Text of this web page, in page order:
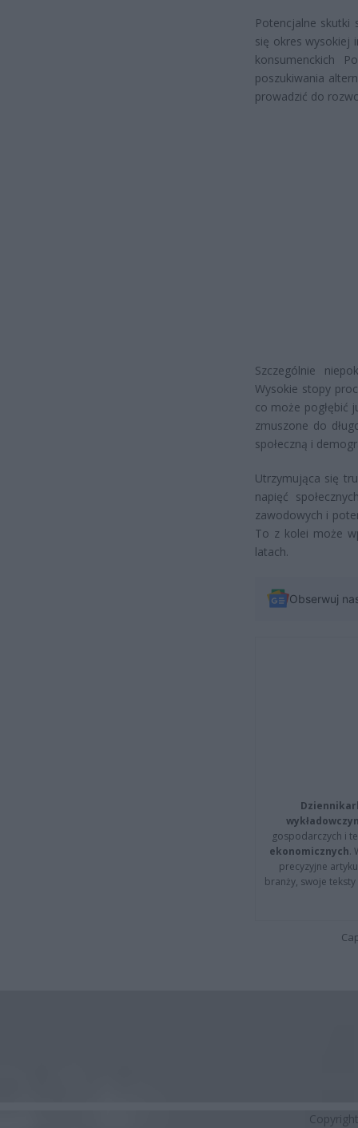
Potencjalne skutki
się okres wysokiej
konsumenckich
poszukiwania
prowadzić do
Szczególnie
Wysokie stopy
co może pogłębić
zmuszone do
społeczną i
Utrzymująca się
napięć
zawodowych i
To z kolei może
latach.
Obserwuj
gospodarczych i
ekonomicznych.
precyzyjne
branży, swoje